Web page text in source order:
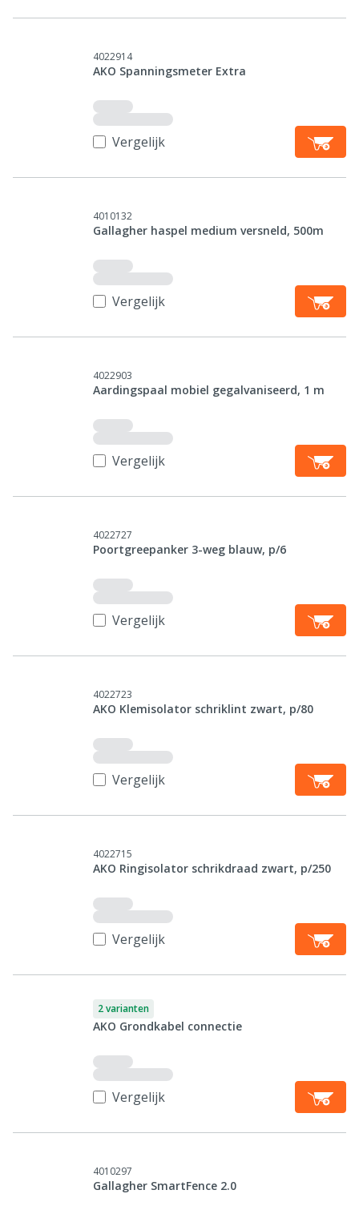
4022914
AKO Spanningsmeter Extra
Vergelijk
4010132
Gallagher haspel medium versneld, 500m
Vergelijk
4022903
Aardingspaal mobiel gegalvaniseerd, 1 m
Vergelijk
4022727
Poortgreepanker 3-weg blauw, p/6
Vergelijk
4022723
AKO Klemisolator schriklint zwart, p/80
Vergelijk
4022715
AKO Ringisolator schrikdraad zwart, p/250
Vergelijk
2 varianten
AKO Grondkabel connectie
Vergelijk
4010297
Gallagher SmartFence 2.0